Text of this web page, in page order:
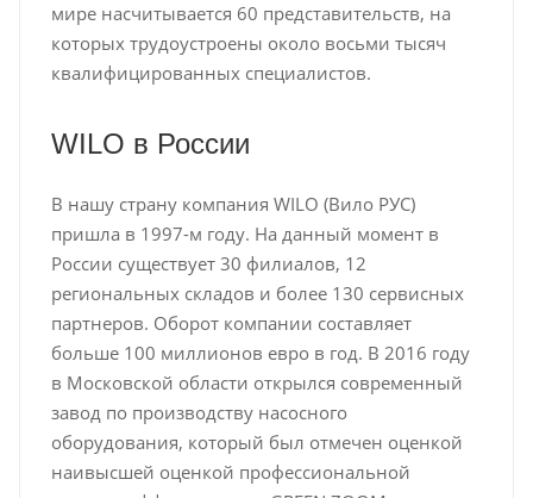
мире насчитывается 60 представительств, на
которых трудоустроены около восьми тысяч
квалифицированных специалистов.
WILO в России
В нашу страну компания WILO (Вило РУС)
пришла в 1997-м году. На данный момент в
России существует 30 филиалов, 12
региональных складов и более 130 сервисных
партнеров. Оборот компании составляет
больше 100 миллионов евро в год. В 2016 году
в Московской области открылся современный
завод по производству насосного
оборудования, который был отмечен оценкой
наивысшей оценкой профессиональной